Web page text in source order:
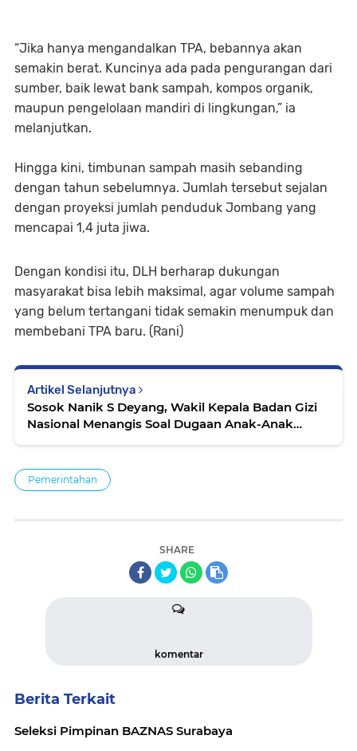
“Jika hanya mengandalkan TPA, bebannya akan
semakin berat. Kuncinya ada pada pengurangan dari
sumber, baik lewat bank sampah, kompos organik,
maupun pengelolaan mandiri di lingkungan,” ia
melanjutkan.
Hingga kini, timbunan sampah masih sebanding
dengan tahun sebelumnya. Jumlah tersebut sejalan
dengan proyeksi jumlah penduduk Jombang yang
mencapai 1,4 juta jiwa.
Dengan kondisi itu, DLH berharap dukungan
masyarakat bisa lebih maksimal, agar volume sampah
yang belum tertangani tidak semakin menumpuk dan
membebani TPA baru. (Rani)
Artikel Selanjutnya
Sosok Nanik S Deyang, Wakil Kepala Badan Gizi
Nasional Menangis Soal Dugaan Anak-Anak
Pemerintahan
SHARE
komentar
Berita Terkait
Seleksi Pimpinan BAZNAS Surabaya